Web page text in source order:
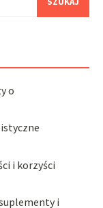
o
i korzyści
i